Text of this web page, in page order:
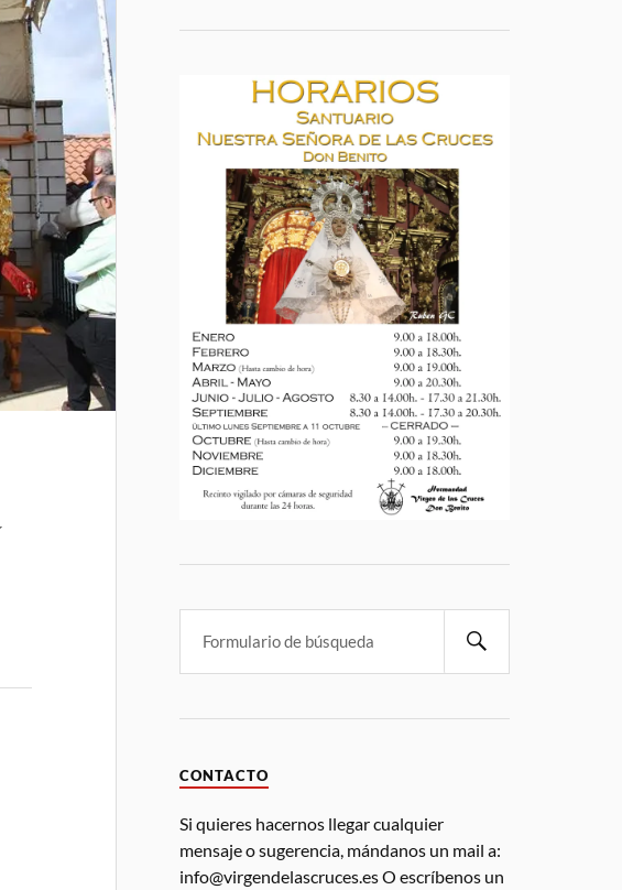
CONTACTO
Si quieres hacernos llegar cualquier
mensaje o sugerencia, mándanos un mail a:
info@virgendelascruces.es O escríbenos un